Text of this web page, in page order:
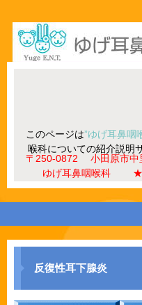
〒250-0872 小田原市
ゆげ耳鼻咽喉科 ★
このページは”ゆげ耳鼻咽
喉科についての紹介説明
反復性耳下腺炎